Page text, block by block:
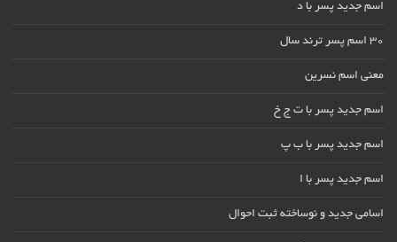
اسم جدید پسر با د
30 اسم پسر ترند سال
معنی اسم نسرین
اسم جدید پسر با ت ج خ
اسم جدید پسر با ب پ
اسم جدید پسر با ا
اسامی جدید و نوساخته ثبت احوال